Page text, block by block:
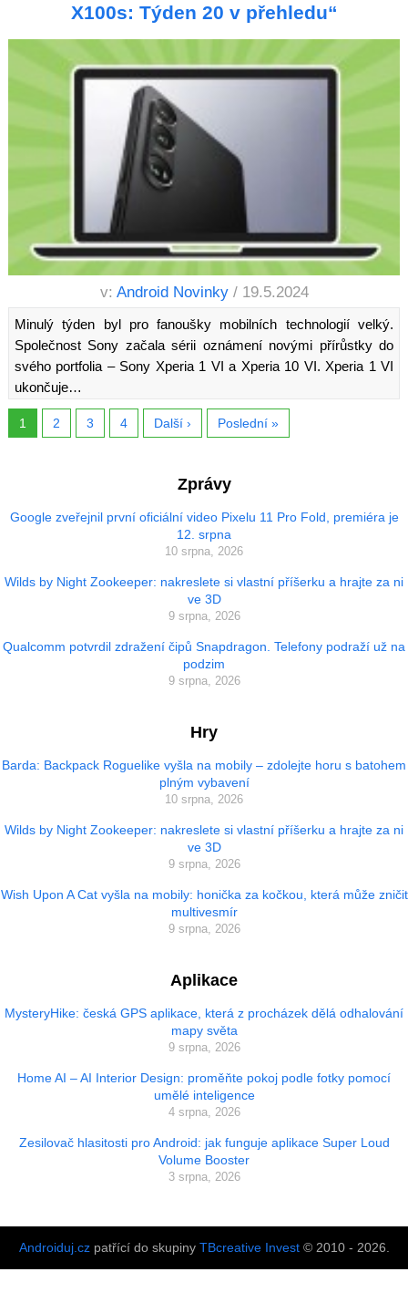
X100s: Týden 20 v přehledu“
v: Android Novinky / 19.5.2024
Minulý týden byl pro fanoušky mobilních technologií velký.
Společnost Sony začala sérii oznámení novými přírůstky do
svého portfolia – Sony Xperia 1 VI a Xperia 10 VI. Xperia 1 VI
ukončuje…
1 2 3 4 Další › Poslední »
Zprávy
Google zveřejnil první oficiální video Pixelu 11 Pro Fold, premiéra je
12. srpna
10 srpna, 2026
Wilds by Night Zookeeper: nakreslete si vlastní příšerku a hrajte za ni
ve 3D
9 srpna, 2026
Qualcomm potvrdil zdražení čipů Snapdragon. Telefony podraží už na
podzim
9 srpna, 2026
Hry
Barda: Backpack Roguelike vyšla na mobily – zdolejte horu s batohem
plným vybavení
10 srpna, 2026
Wilds by Night Zookeeper: nakreslete si vlastní příšerku a hrajte za ni
ve 3D
9 srpna, 2026
Wish Upon A Cat vyšla na mobily: honička za kočkou, která může zničit
multivesmír
9 srpna, 2026
Aplikace
MysteryHike: česká GPS aplikace, která z procházek dělá odhalování
mapy světa
9 srpna, 2026
Home AI – AI Interior Design: proměňte pokoj podle fotky pomocí
umělé inteligence
4 srpna, 2026
Zesilovač hlasitosti pro Android: jak funguje aplikace Super Loud
Volume Booster
3 srpna, 2026
Androiduj.czpatřící do skupiny TBcreative Invest© 2010 - 2026.